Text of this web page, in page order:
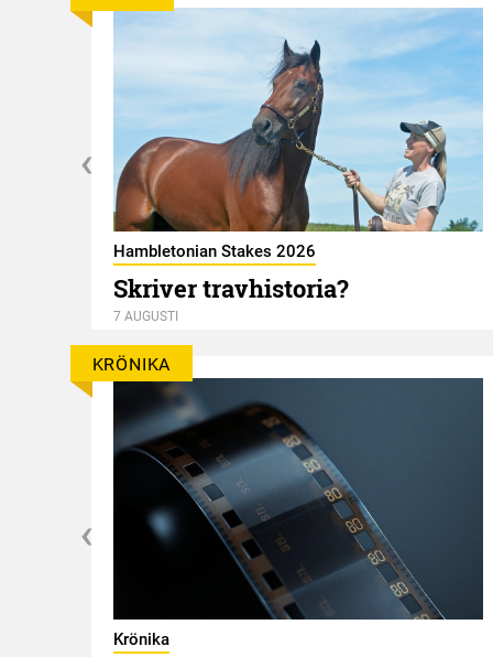
Hambletonian Stakes 2026
Skriver travhistoria?
7 AUGUSTI
KRÖNIKA
Krönika